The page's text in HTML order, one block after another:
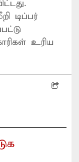
டிப்பர்
உரிய